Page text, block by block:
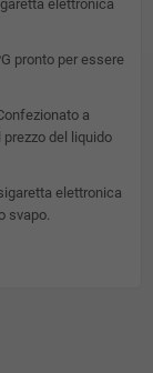
elettronica
pronto per essere
a
del liquido
elettronica
svapo.